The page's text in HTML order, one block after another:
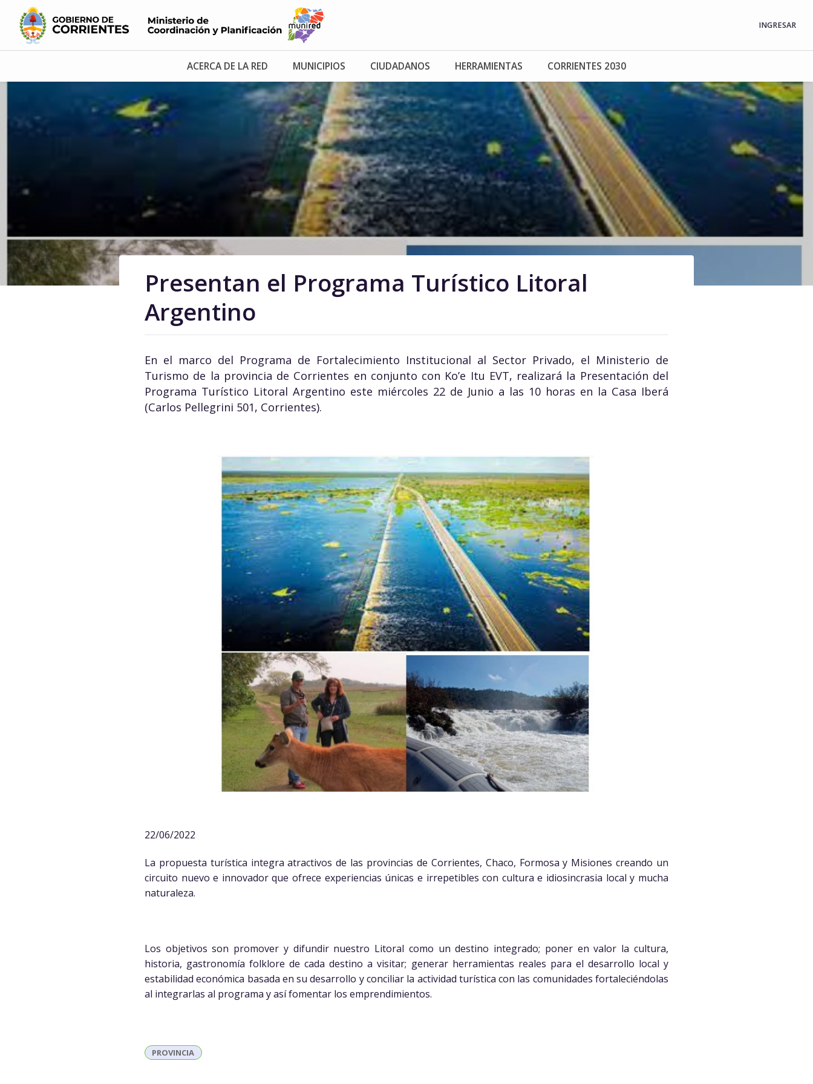
INGRESAR
ACERCA DE LA RED MUNICIPIOS CIUDADANOS HERRAMIENTAS CORRIENTES 2030
Presentan el Programa Turístico Litoral
Argentino
En el marco del Programa de Fortalecimiento Institucional al Sector Privado, el Ministerio de
Turismo de la provincia de Corrientes en conjunto con Ko’e Itu EVT, realizará la Presentación del
Programa Turístico Litoral Argentino este miércoles 22 de Junio a las 10 horas en la Casa Iberá
(Carlos Pellegrini 501, Corrientes).
22/06/2022
La propuesta turística integra atractivos de las provincias de Corrientes, Chaco, Formosa y Misiones creando un
circuito nuevo e innovador que ofrece experiencias únicas e irrepetibles con cultura e idiosincrasia local y mucha
naturaleza.
Los objetivos son promover y difundir nuestro Litoral como un destino integrado; poner en valor la cultura,
historia, gastronomía folklore de cada destino a visitar; generar herramientas reales para el desarrollo local y
estabilidad económica basada en su desarrollo y conciliar la actividad turística con las comunidades fortaleciéndolas
al integrarlas al programa y así fomentar los emprendimientos.
PROVINCIA